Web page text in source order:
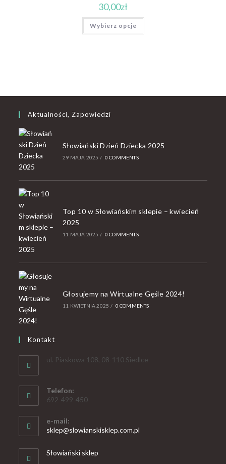
30,00zł
Wybierz opcje
Aktualności, Zapowiedzi
Słowiański Dzień Dziecka 2025
29 MAJA 2025 / 0 COMMENTS
Top 10 w Słowiańskim sklepie – kwiecień
2025
11 MAJA 2025 / 0 COMMENTS
Głosujemy na Wirtualne Gęśle 2024!
11 KWIETNIA 2025 / 0 COMMENTS
Kontakt
ul. Piaskowa 108, 08-110 Siedlce
Telefon:
692-499-450
e-mail:
sklep@slowianskisklep.com.pl
Słowiański sklep